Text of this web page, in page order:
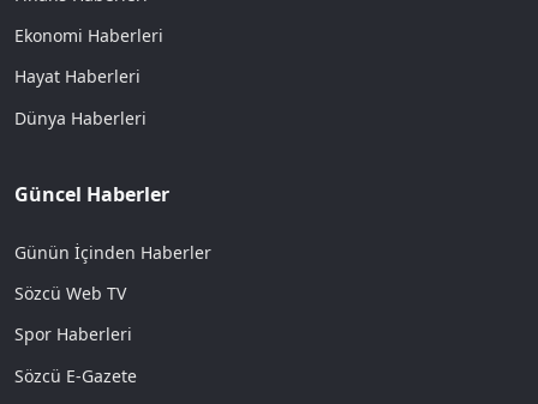
Ekonomi Haberleri
Hayat Haberleri
Dünya Haberleri
Güncel Haberler
Günün İçinden Haberler
Sözcü Web TV
Spor Haberleri
Sözcü E-Gazete